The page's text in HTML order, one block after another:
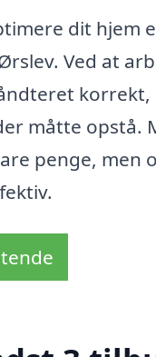
dit hjem
Ved at
måtte
penge, men